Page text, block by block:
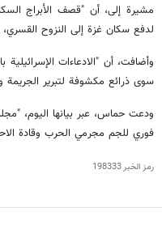
مشيرة إلى، أن "قصف الأبراج
لدفع سكان غزة إلى النزوح
وأضافت، أن "الادعاءات
سوى ذرائع مكشوفة لتبرير الجريمة
ودعت حماس، عبر بيانها اليوم،
فوري للجم مجرمي الحرب وقادة
رمز الخبر198333